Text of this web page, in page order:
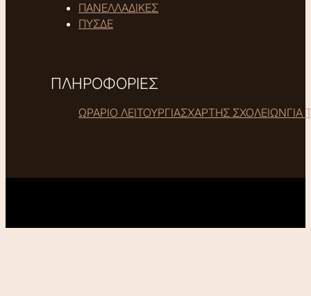
ΠΑΝΕΛΛΑΔΙΚΕΣ
ΠΥΣΔΕ
ΠΛΗΡΟΦΟΡΙΕΣ
ΩΡΑΡΙΟ ΛΕΙΤΟΥΡΓΙΑΣΧΑΡΤΗΣ ΣΧΟΛΕΙΩΝΓΙΑ